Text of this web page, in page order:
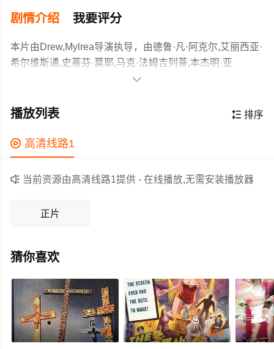
剧情介绍 我要评分
本片由Drew,Mylrea导演执导，由德鲁·凡·阿克尔,艾丽西亚·
希尔维斯通,史蒂芬·莫耶,马克·法姆吉列蒂,本杰明·亚
瑟,Akaash,Yadav,Simon,Lees等主演，故事情节跌岩起
已。
that forces people into extreme isolation. A father (Moyer)
years, encounter an outsider (Silverstone) who threatens
to destroy the utopia they’ve built.
作为一部 上映的科幻电影，在当期同类题材影片中具有一
定的看点，在演员表现和剧情架构上也都有不错的亮点，
剧情紧凑，角色塑造鲜明，适合喜欢科幻类电影的观众观

 排序
播放列表
 高清线路1
 当前资源由高清线路1提供 - 在线播放,无需安装播放器
正片
猜你喜欢
7.0 10.0